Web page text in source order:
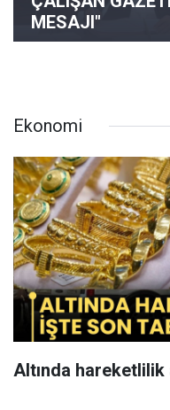
MESAJI"
Ekonomi